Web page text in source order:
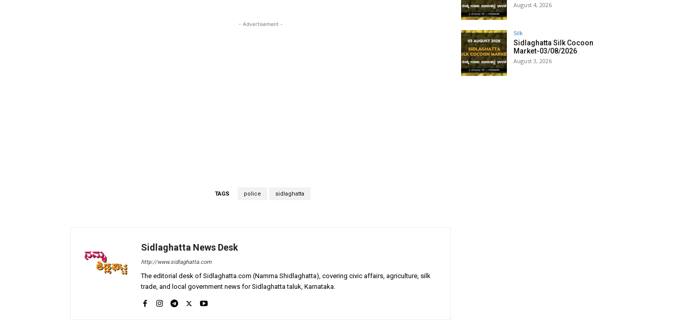
- Advertisement -
TAGS police sidlaghatta
Sidlaghatta News Desk
http://www.sidlaghatta.com
The editorial desk of Sidlaghatta.com (Namma Shidlaghatta), covering civic affairs, agriculture, silk
trade, and local government news for Sidlaghatta taluk, Karnataka.
August 4, 2026
Silk
Sidlaghatta Silk Cocoon
Market-03/08/2026
August 3, 2026